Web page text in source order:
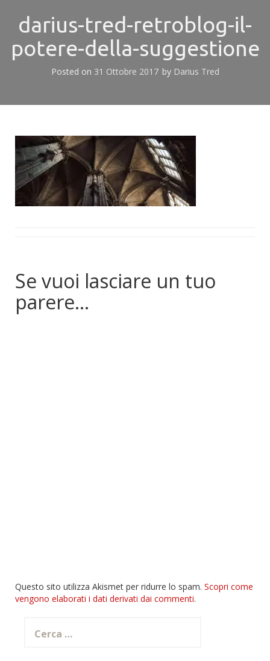
darius-tred-retroblog-il-
potere-della-suggestione
Posted on 31 Ottobre 2017 by Darius Tred
Se vuoi lasciare un tuo
parere...
Questo sito utilizza Akismet per ridurre lo spam. Scopri come
vengono elaborati i dati derivati dai commenti.
per: